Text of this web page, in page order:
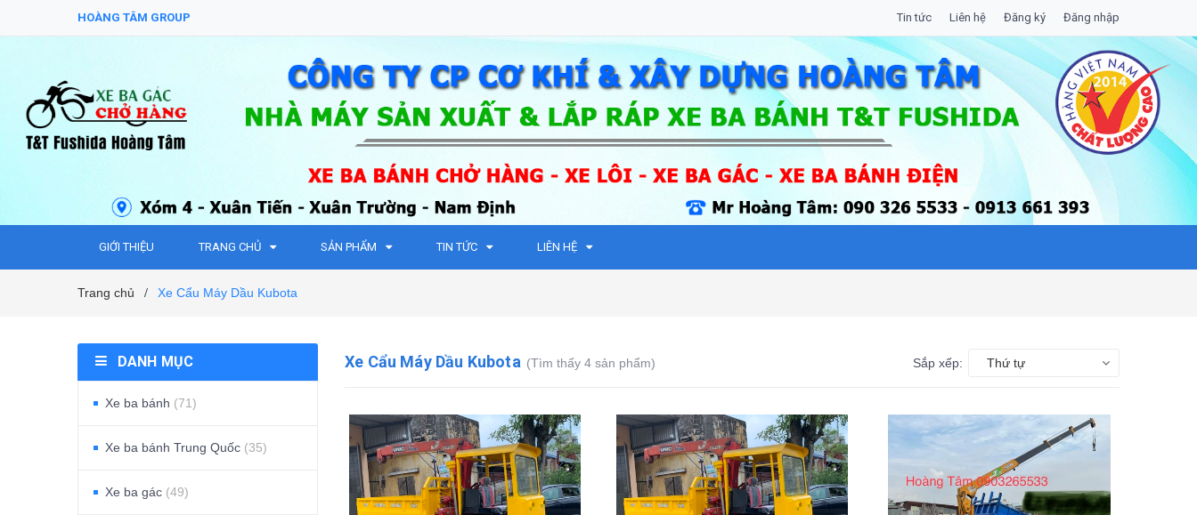
HOÀNG TÂM GROUP Tin tức Liên hệ Đăng ký Đăng nhập
GIỚI THIỆU TRANG CHỦ SẢN PHẨM TIN TỨC LIÊN HỆ
Trang chủ / Xe Cẩu Máy Dầu Kubota
Xe Cẩu Máy Dầu Kubota (Tìm thấy 4 sản phẩm) Sắp xếp: Thứ tự
DANH MỤC
Xe ba bánh (71)
Xe ba bánh Trung Quốc (35)
Xe ba gác (49)